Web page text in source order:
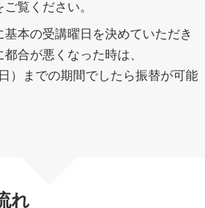
ご覧ください。
基本の受講曜日を決めていただき
合が悪くなった時は、
）までの期間でしたら振替が可能
れ